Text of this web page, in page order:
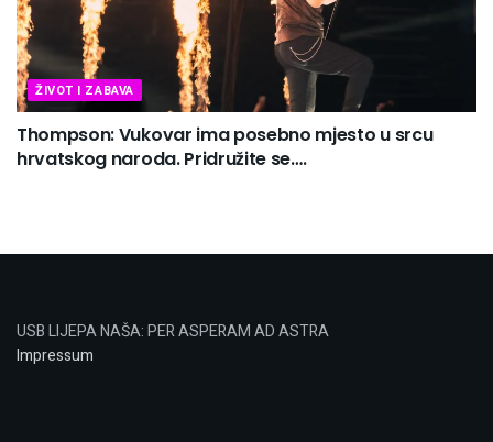
ŽIVOT I ZABAVA
Thompson: Vukovar ima posebno mjesto u srcu
hrvatskog naroda. Pridružite se….
USB LIJEPA NAŠA: PER ASPERAM AD ASTRA
Impressum